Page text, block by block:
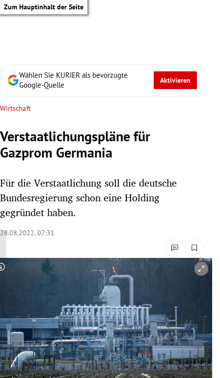
Zum Hauptinhalt der Seite
Untermenü
Untermenü
Untermenü
Untermenü
Untermenü
Wählen Sie KURIER als bevorzugte
Google-Quelle
Aktivieren
Wirtschaft
Verstaatlichungspläne für
Gazprom Germania
Für die Verstaatlichung soll die deutsche
Bundesregierung schon eine Holding
gegründet haben.
28.08.2022, 07:31
Copyright-Hinweis öffnen/schließen